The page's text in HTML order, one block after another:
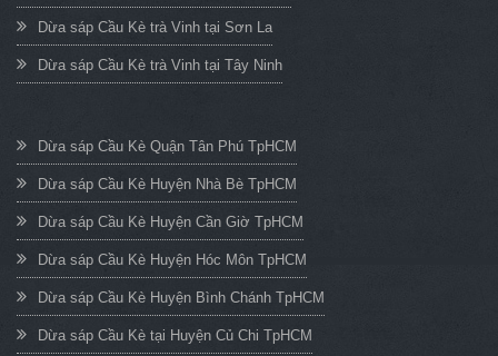
Dừa sáp Cầu Kè trà Vinh tại Sơn La
Dừa sáp Cầu Kè trà Vinh tại Tây Ninh
Dừa sáp Cầu Kè Quận Tân Phú TpHCM
Dừa sáp Cầu Kè Huyện Nhà Bè TpHCM
Dừa sáp Cầu Kè Huyện Cần Giờ TpHCM
Dừa sáp Cầu Kè Huyện Hóc Môn TpHCM
Dừa sáp Cầu Kè Huyện Bình Chánh TpHCM
Dừa sáp Cầu Kè tại Huyện Củ Chi TpHCM